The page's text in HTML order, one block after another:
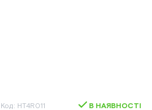
Код: HT4R011 В НАЯВНОСТІ